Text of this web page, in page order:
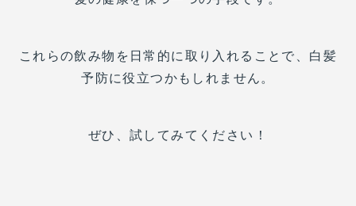
これらの飲み物を日常的に取り入れることで、白髪
予防に役立つかもしれません。
ぜひ、試してみてください！